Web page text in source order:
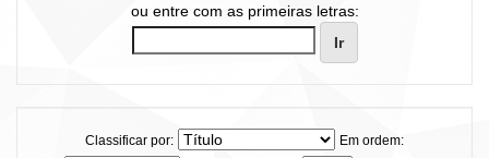
ou entre com as primeiras letras:
Classificar por:
Em ordem: